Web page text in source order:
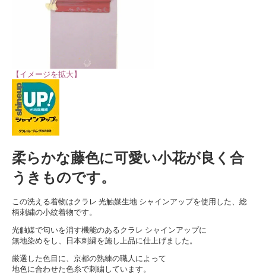
【イメージを拡大】
柔らかな藤色に可愛い小花が良く合
うきものです。
この洗える着物はクラレ 光触媒生地 シャインアップを使用した、総
柄刺繍の小紋着物です。
光触媒で匂いを消す機能のあるクラレ シャインアップに
無地染めをし、日本刺繍を施し上品に仕上げました。
厳選した色目に、京都の熟練の職人によって
地色に合わせた色糸で刺繍しています。